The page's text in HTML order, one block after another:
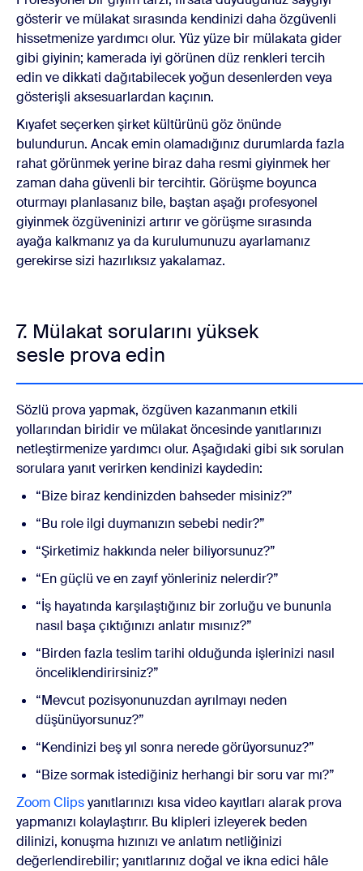
gösterir ve mülakat sırasında kendinizi daha özgüvenli
hissetmenize yardımcı olur. Yüz yüze bir mülakata gider
gibi giyinin; kamerada iyi görünen düz renkleri tercih
edin ve dikkati dağıtabilecek yoğun desenlerden veya
gösterişli aksesuarlardan kaçının.
Kıyafet seçerken şirket kültürünü göz önünde
bulundurun. Ancak emin olamadığınız durumlarda fazla
rahat görünmek yerine biraz daha resmi giyinmek her
zaman daha güvenli bir tercihtir. Görüşme boyunca
oturmayı planlasanız bile, baştan aşağı profesyonel
giyinmek özgüveninizi artırır ve görüşme sırasında
ayağa kalkmanız ya da kurulumunuzu ayarlamanız
gerekirse sizi hazırlıksız yakalamaz.
7. Mülakat sorularını yüksek
sesle prova edin
Sözlü prova yapmak, özgüven kazanmanın etkili
yollarından biridir ve mülakat öncesinde yanıtlarınızı
netleştirmenize yardımcı olur. Aşağıdaki gibi sık sorulan
sorulara yanıt verirken kendinizi kaydedin:
“Bize biraz kendinizden bahseder misiniz?”
“Bu role ilgi duymanızın sebebi nedir?”
“Şirketimiz hakkında neler biliyorsunuz?”
“En güçlü ve en zayıf yönleriniz nelerdir?”
“İş hayatında karşılaştığınız bir zorluğu ve bununla
nasıl başa çıktığınızı anlatır mısınız?”
“Birden fazla teslim tarihi olduğunda işlerinizi nasıl
önceliklendirirsiniz?”
“Mevcut pozisyonunuzdan ayrılmayı neden
düşünüyorsunuz?”
“Kendinizi beş yıl sonra nerede görüyorsunuz?”
“Bize sormak istediğiniz herhangi bir soru var mı?”
Zoom Clipsyanıtlarınızı kısa video kayıtları alarak prova
yapmanızı kolaylaştırır. Bu klipleri izleyerek beden
dilinizi, konuşma hızınızı ve anlatım netliğinizi
değerlendirebilir; yanıtlarınız doğal ve ikna edici hâle